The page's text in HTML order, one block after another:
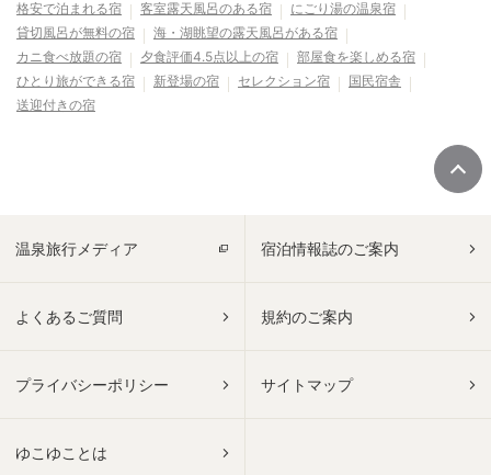
格安で泊まれる宿 客室露天風呂のある宿
にごり湯の温泉宿
貸切風呂が無料の宿
海・湖眺望の露天風呂がある宿
カニ食べ放題の宿
夕食評価4.5点以上の宿
部屋食を楽しめる宿
ひとり旅ができる宿
新登場の宿 セレクション宿
国民宿舎
送迎付きの宿
温泉旅行メディア 宿泊情報誌のご案内
よくあるご質問 規約のご案内
プライバシーポリシー サイトマップ
ゆこゆことは